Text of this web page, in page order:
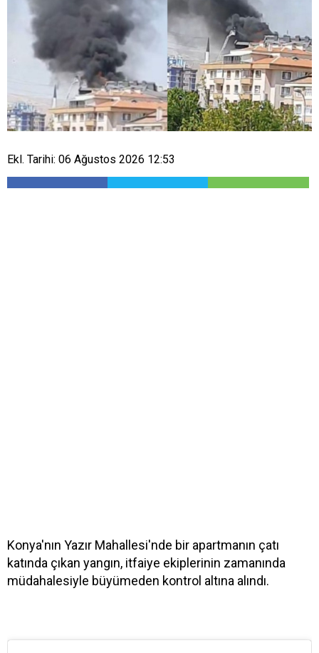
Ekl. Tarihi: 06 Ağustos 2026 12:53
Konya'nın Yazır Mahallesi'nde bir apartmanın çatı
katında çıkan yangın, itfaiye ekiplerinin zamanında
müdahalesiyle büyümeden kontrol altına alındı.